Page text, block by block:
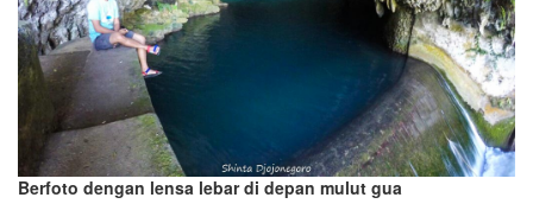
Berfoto dengan lensa lebar di depan mulut gua